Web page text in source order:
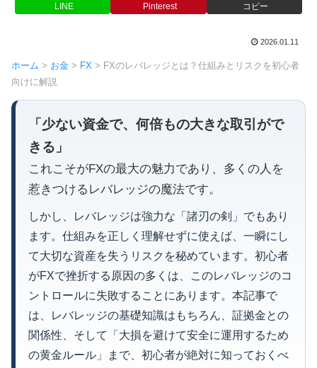
LINE Pinterest コピー
2026.01.11
ホーム > お金 > FX > FXのレバレッジとは？仕組みとリスクを初心者
向けに解説
「少ない資金で、何倍もの大きな取引がで
きる」
これこそがFXの最大の魅力であり、多くの人を
惹きつけるレバレッジの魔法です。
しかし、レバレッジは強力な「諸刃の剣」でもあり
ます。仕組みを正しく理解せずに使えば、一瞬にし
て大切な資産を失うリスクを秘めています。初心者
がFXで挫折する原因の多くは、このレバレッジのコ
ントロールに失敗することにあります。本記事で
は、レバレッジの基礎知識はもちろん、証拠金との
関係性、そして「大損を避けて安全に運用するため
の黄金ルール」まで、初心者が絶対に知っておくべ